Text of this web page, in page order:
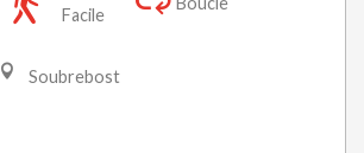
Facile
Soubrebost